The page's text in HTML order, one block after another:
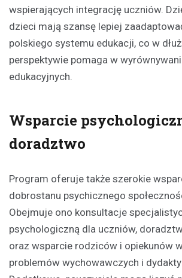
wspierających integrację uczniów.
dzieci mają szansę lepiej
polskiego systemu edukacji, co w
perspektywie pomaga w
edukacyjnych.
Wsparcie
doradztwo
Program oferuje także szerokie
dobrostanu psychicznego
Obejmuje ono konsultacje
psychologiczną dla uczniów,
oraz wsparcie rodziców i opiekunów
problemów wychowawczych i